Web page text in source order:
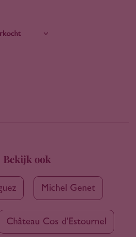
Bekijk ook
Michel Genet
Château Cos d'Estournel